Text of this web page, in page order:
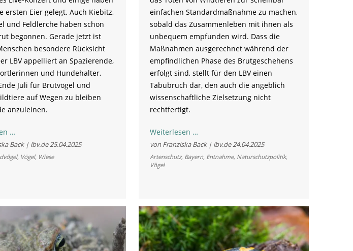
ersten Eier gelegt. Auch Kiebitz,
und Feldlerche haben schon
begonnen. Gerade jetzt ist
besondere Rücksicht
LBV appelliert an Spazierende,
und Hundehalter,
Juli für Brutvögel und
auf Wegen zu bleiben
anzuleinen.
…Bitte
nicht
stören:
Wiesenvögel
nehmen
Back | lbv.de25.04.2025
, Vögel, Wiese
einfachen Standardmaßnahme zu machen,
sobald das Zusammenleben mit ihnen als
unbequem empfunden wird. Dass die
Maßnahmen ausgerechnet während der
empfindlichen Phase des Brutgeschehens
erfolgt sind, stellt für den LBV einen
Tabubruch dar, den auch die angeblich
wissenschaftliche Zielsetzung nicht
rechtfertigt.
Weiterlesen …Vergrämung
von
Saatkrähen:
Abschuss
und
Scheinlösungen
von Franziska Back | lbv.de24.04.2025
Artenschutz, Bayern, Entnahme, Naturschutzpolitik,
Vögel